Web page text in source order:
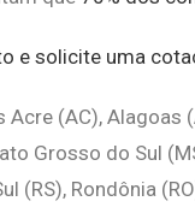
e solicite uma
(AC), Alagoas
Grosso do Sul
(RS), Rondônia